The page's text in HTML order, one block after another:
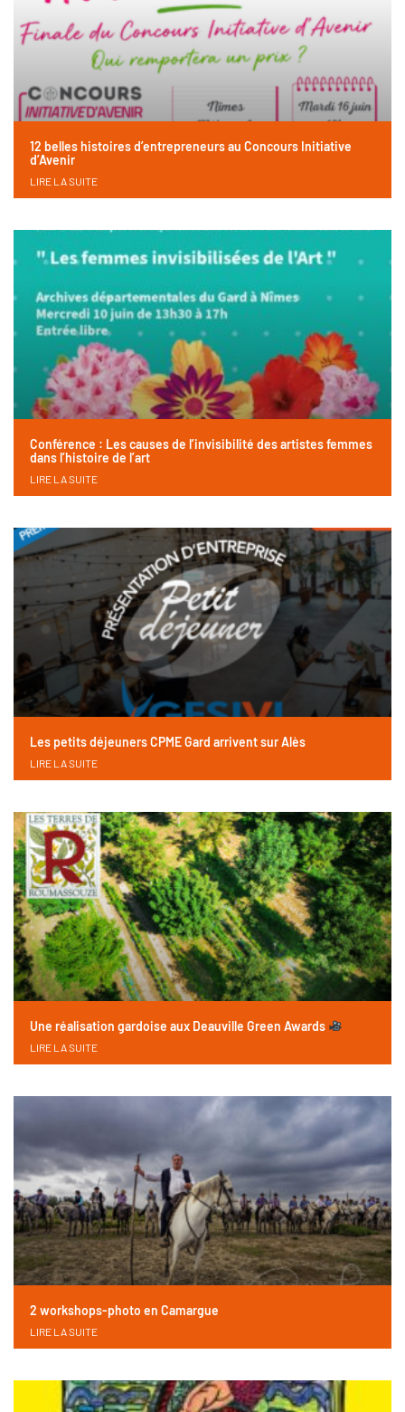
12 belles histoires d’entrepreneurs au Concours Initiative
d’Avenir
LIRE LA SUITE
Conférence : Les causes de l’invisibilité des artistes femmes
dans l’histoire de l’art
LIRE LA SUITE
Les petits déjeuners CPME Gard arrivent sur Alès
LIRE LA SUITE
Une réalisation gardoise aux Deauville Green Awards
LIRE LA SUITE
2 workshops-photo en Camargue
LIRE LA SUITE